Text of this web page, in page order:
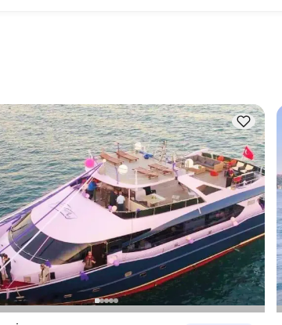
kapasitesi geçerlidir.